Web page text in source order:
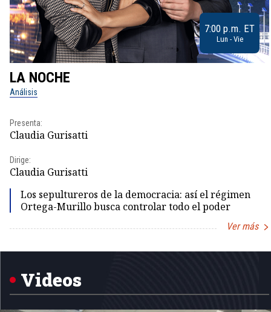
7:00 p.m. ET
Lun - Vie
LA NOCHE
Análisis
Presenta:
Claudia Gurisatti
Dirige:
Claudia Gurisatti
Los sepultureros de la democracia: así el régimen
Ortega-Murillo busca controlar todo el poder
Ver más
1
Videos